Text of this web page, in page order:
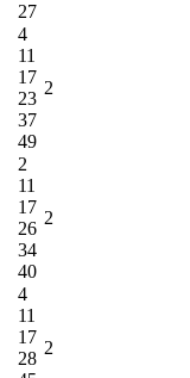
27
4
11
17
23
37
49
2
2
11
17
26
34
40
2
4
11
17
28
2